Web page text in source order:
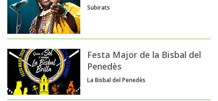
Subirats
Festa Major de la Bisbal del
Penedès
La Bisbal del Penedès